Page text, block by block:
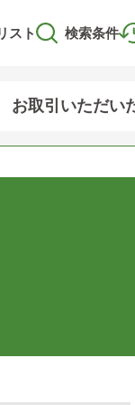
スト 検索条件
お取引いただい